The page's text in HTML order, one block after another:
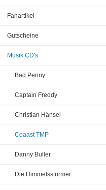
Fanartikel
Gutscheine
Musik CD's
Bad Penny
Captain Freddy
Christian Hänsel
Coaast TMP
Danny Buller
Die Himmelsstürmer